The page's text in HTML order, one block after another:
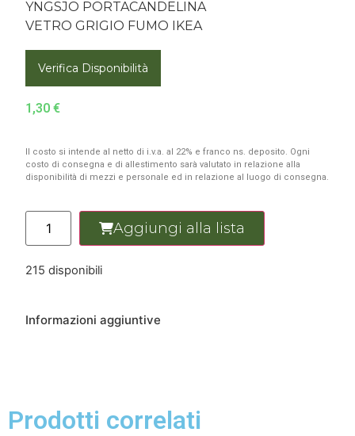
YNGSJO PORTACANDELINA
VETRO GRIGIO FUMO IKEA
Verifica Disponibilità
1,30 €
Il costo si intende al netto di i.v.a. al 22% e franco ns. deposito. Ogni
costo di consegna e di allestimento sarà valutato in relazione alla
disponibilità di mezzi e personale ed in relazione al luogo di consegna.
Aggiungi alla lista
215 disponibili
Informazioni aggiuntive
Prodotti correlati